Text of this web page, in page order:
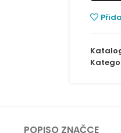
POPISO ZNAČCE